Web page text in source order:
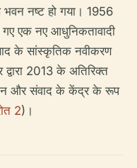
भवन नष्ट हो गया। 1956
गए एक नए आधुनिकतावादी
के सांस्कृतिक नवीकरण
2013 के अतिरिक्त
और संवाद के केंद्र के रूप
2)।